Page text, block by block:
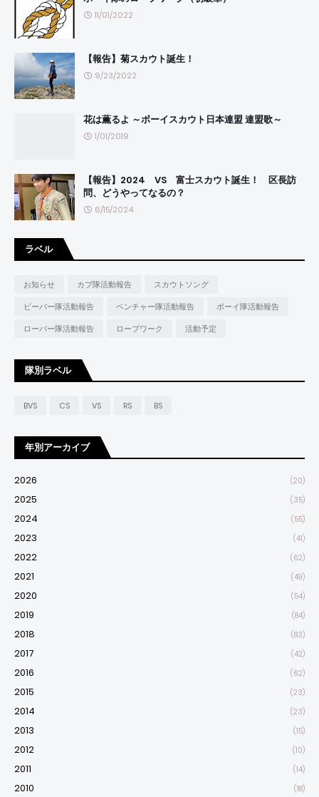
11/01/2022
【報告】菊スカウト誕生！
9/23/2022
花は薫るよ ～ボーイスカウト日本連盟 連盟歌～
1/01/2019
【報告】2024 VS 富士スカウト誕生！ 区長訪
問、どうやってなるの？
6/15/2024
ラベル
お知らせ カブ隊活動報告
スカウトソング
ビーバー隊活動報告
ベンチャー隊活動報告
ボーイ隊活動報告
ローバー隊活動報告
ロープワーク 活動予定
隊別ラベル
BVS CS VS RS BS
年別アーカイブ
2026 (20)
2025 (35)
2024 (55)
2023 (41)
2022 (62)
2021 (49)
2020 (54)
2019 (84)
2018 (83)
2017 (42)
2016 (62)
2015 (23)
2014 (23)
2013 (15)
2012 (10)
2011 (14)
2010 (18)